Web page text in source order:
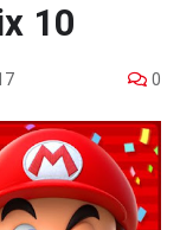
10
0